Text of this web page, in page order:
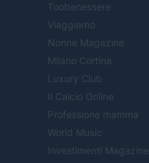
Tuobenessere
Viaggiamo
Nonne Magazine
Milano Cortina
Luxury Club
Il Calcio Online
Professione mamma
World Music
Investimenti Magazine